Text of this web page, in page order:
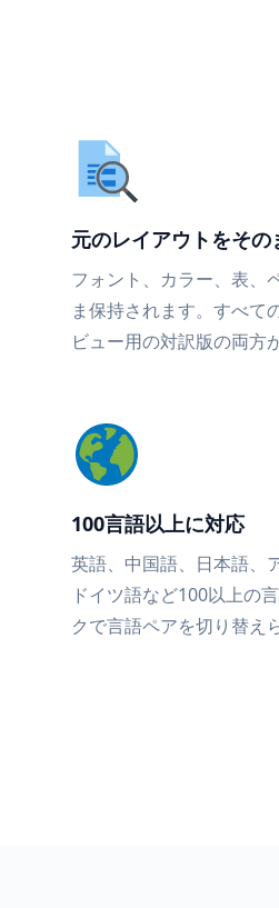
元のレイアウトをその
フォント、カラー、表、
ま保持されます。すべて
ビュー用の対訳版の両方
100言語以上に対応
英語、中国語、日本語、
ドイツ語など100以上の
クで言語ペアを切り替え